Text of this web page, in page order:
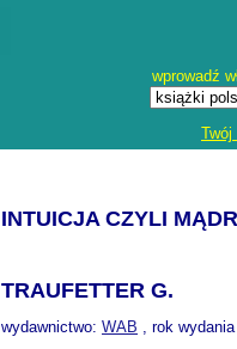
wprowadź
INTUICJA CZYLI
TRAUFETTER G.
wydawnictwo: WAB , rok wydania